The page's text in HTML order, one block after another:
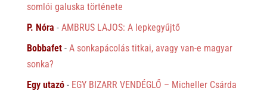
somlói galuska története
P. Nóra - AMBRUS LAJOS: A lepkegyűjtő
Bobbafet- A sonkapácolás titkai, avagy van-e magyar
sonka?
Egy utazó- EGY BIZARR VENDÉGLŐ – Micheller Csárda